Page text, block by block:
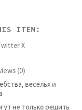
ITEM:
X
(0)
веселья и
не только решить